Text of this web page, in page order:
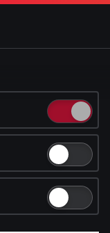
| F1
различных типа
и